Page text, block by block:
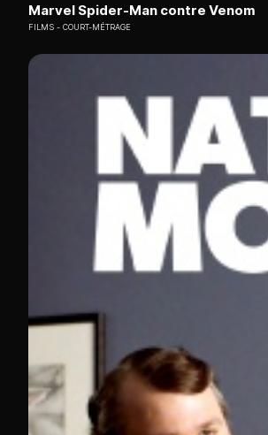
Marvel Spider-Man contre Venom
FILMS COURT-MÉTRAGE